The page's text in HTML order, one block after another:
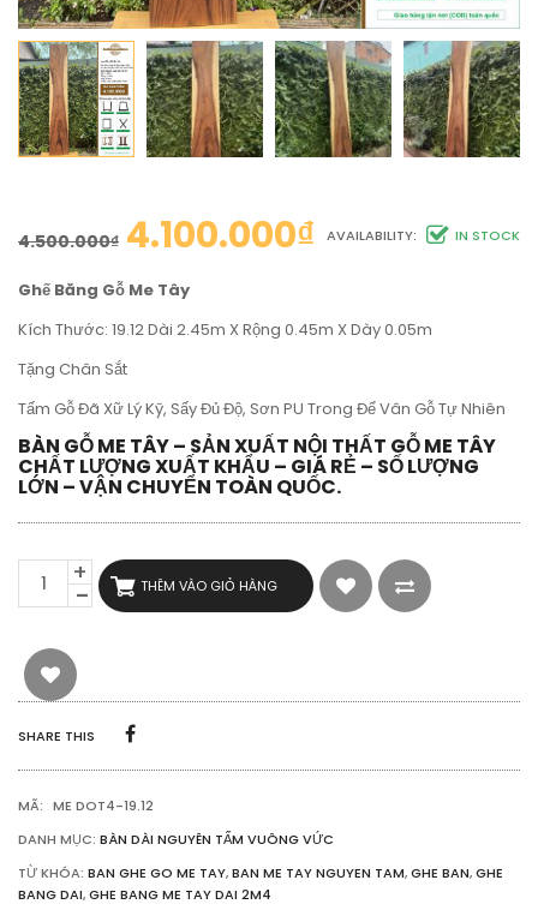
4.500.000₫ 4.100.000₫ AVAILABILITY: IN STOCK
Ghế Băng Gỗ Me Tây
Kích Thước: 19.12 Dài 2.45m X Rộng 0.45m X Dày 0.05m
Tặng Chân Sắt
Tấm Gỗ Đã Xữ Lý Kỹ, Sấy Đủ Độ, Sơn PU Trong Để Vân Gỗ Tự Nhiên
BÀN GỖ ME TÂY – SẢN XUẤT NỘI THẤT GỖ ME TÂY
CHẤT LƯỢNG XUẤT KHẨU – GIÁ RẺ – SỐ LƯỢNG
LỚN – VẬN CHUYỂN TOÀN QUỐC.
BĂNG
DÀI
ME
TÂY
NGUYÊN
2M45
THÊM VÀO GIỎ HÀNG
SHARE THIS
MÃ: ME DOT4-19.12
DANH MỤC: BÀN DÀI NGUYÊN TẤM VUÔNG VỨC
TỪ KHÓA: BAN GHE GO ME TAY,BAN ME TAY NGUYEN TAM,GHE BAN,GHE
BANG DAI,GHE BANG ME TAY DAI 2M4